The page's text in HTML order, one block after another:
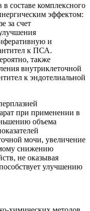
составе комплексного
эффектом:
за счет
и
к ПСА.
также
внутриклеточной
к эндотелиальной
при применении в
объема
мочи, увеличение
снижению
не оказывая
улучшению